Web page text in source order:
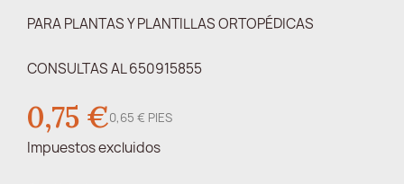
PARA PLANTAS Y PLANTILLAS ORTOPÉDICAS
CONSULTAS AL 650915855
0,75 €0,65 € PIES
Impuestos excluidos